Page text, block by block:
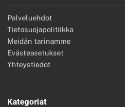
Palveluehdot
Tietosuojapolitiikka
Meidän tarinamme
Evästeasetukset
Yhteystiedot
Kategoriat